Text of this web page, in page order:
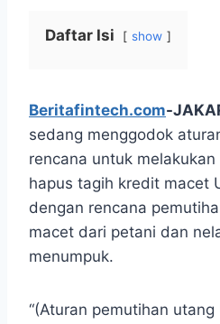
Daftar Isi show
Beritafintech.com-
sedang menggodok
rencana untuk
hapus tagih kredit macet
dengan rencana
macet dari petani dan
menumpuk.
“(Aturan pemutihan